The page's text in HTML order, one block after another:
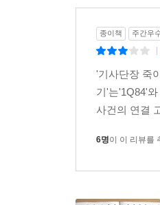
추상적 개념, 불
“나이에서 오는
대범한 상상력으
1979년 『바람
청춘의 전유물
그렇듯이 한 사
종이책 주간우
'기사단장 죽
기'는'1Q84'
사건의 연결
6명이 이 리뷰를